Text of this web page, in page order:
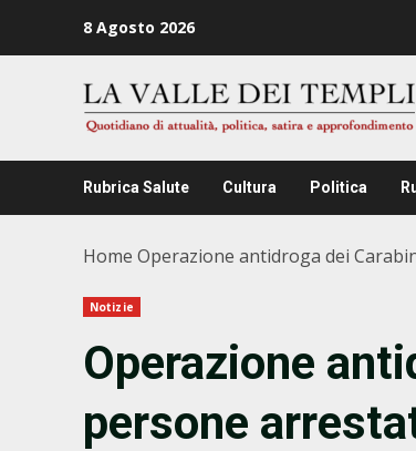
8 Agosto 2026
Rubrica Salute Cultura Politica
Home Operazione antidroga dei
Notizie
Operazione
persone